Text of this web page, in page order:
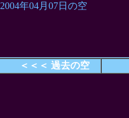
2004年04月07日の空
＜＜＜ 過去の空